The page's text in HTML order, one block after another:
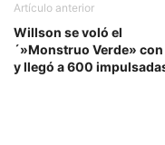
Artículo anterior
Willson se voló el
´»Monstruo Verde» con
y llegó a 600